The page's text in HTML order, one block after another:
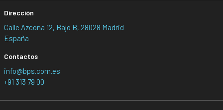
Dirección
Calle Azcona 12, Bajo B, 28028 Madrid
España
Contactos
info@bps.com.es
+91 313 79 00